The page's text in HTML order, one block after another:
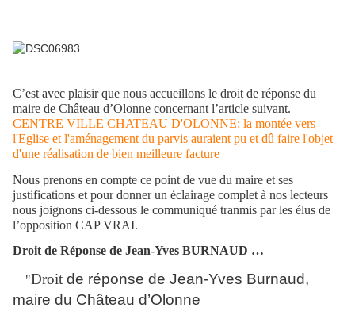
C’est avec plaisir que nous accueillons le droit de réponse du
maire de Château d’Olonne concernant l’article suivant.
CENTRE VILLE CHATEAU D'OLONNE: la montée vers
l'Eglise et l'aménagement du parvis auraient pu et dû faire l'objet
d'une réalisation de bien meilleure facture
Nous prenons en compte ce point de vue du maire et ses
justifications et pour donner un éclairage complet à nos lecteurs
nous joignons ci-dessous le communiqué tranmis par les élus de
l’opposition CAP VRAI.
Droit de Réponse de Jean-Yves BURNAUD …
"Droit de réponse de Jean-Yves Burnaud,
maire du Château d’Olonne